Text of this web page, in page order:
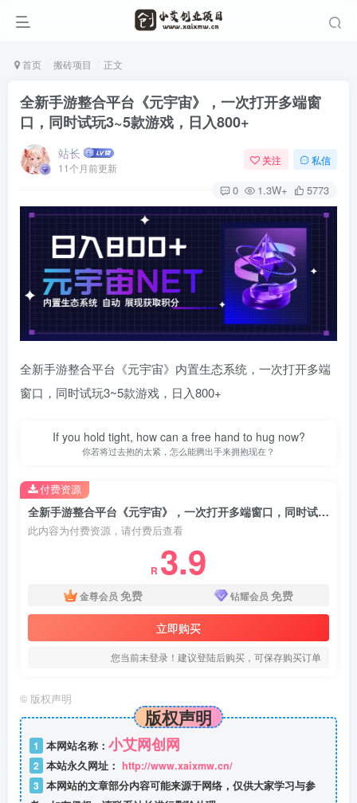
首页 搬砖项目 正文
全新手游整合平台《元宇宙》，一次打开多端窗
口，同时试玩3~5款游戏，日入800+
站长
11个月前更新
关注 私信
0 1.3W+ 5773
全新手游整合平台《元宇宙》内置生态系统，一次打开多端
窗口，同时试玩3~5款游戏，日入800+
If you hold tight, how can a free hand to hug now?
你若将过去抱的太紧，怎么能腾出手来拥抱现在？
全新手游整合平台《元宇宙》，一次打开多端窗口，同时试玩3~5款游戏，日入800+
此内容为付费资源，请付费后查看
R 3.9
金尊会员 免费 钻耀会员 免费
立即购买
您当前未登录！建议登陆后购买，可保存购买订单
付费资源
© 版权声明
版权声明
1 本网站名称： 小艾网创网
2 本站永久网址： http://www.xaixmw.cn/
3 本网站的文章部分内容可能来源于网络，仅供大家学习与参